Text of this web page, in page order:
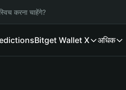
करना चाहेंगे?
Bitget Wallet X अधिक